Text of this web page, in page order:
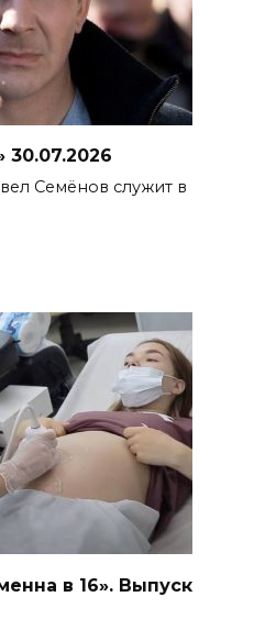
30.07.2026
Семёнов служит в
в 16». Выпуск